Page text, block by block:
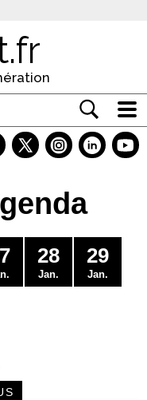
28
Jan.
29
Jan.